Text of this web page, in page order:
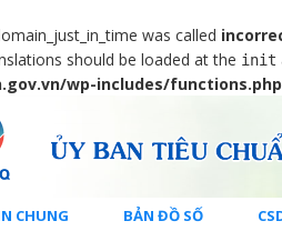
was called
should be loaded at the init
wp-includes/functions.php
CHUNG BẢN ĐỒ SỐ